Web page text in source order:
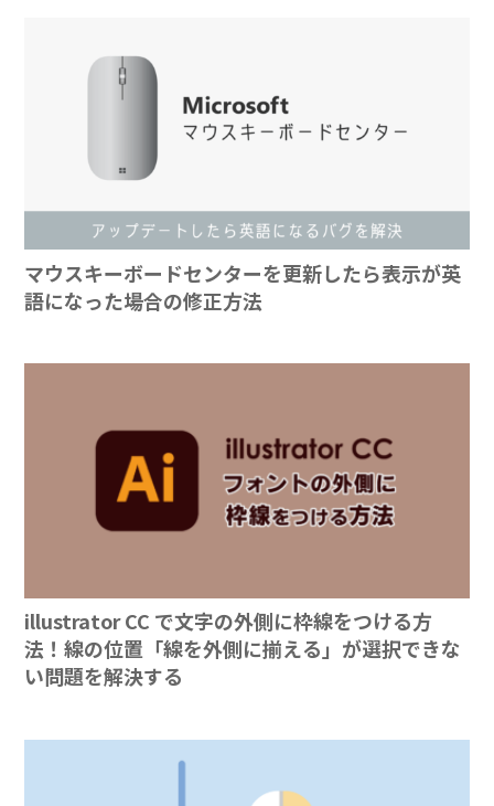
マウスキーボードセンターを更新したら表示が英
語になった場合の修正方法
illustrator CC で文字の外側に枠線をつける方
法！線の位置「線を外側に揃える」が選択できな
い問題を解決する